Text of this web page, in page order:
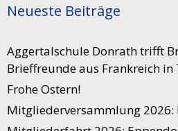
Neueste Beiträge
Aggertalschule Donrath trifft
Brieffreunde aus Frankreich in
Frohe Ostern!
Mitgliederversammlung 2026: